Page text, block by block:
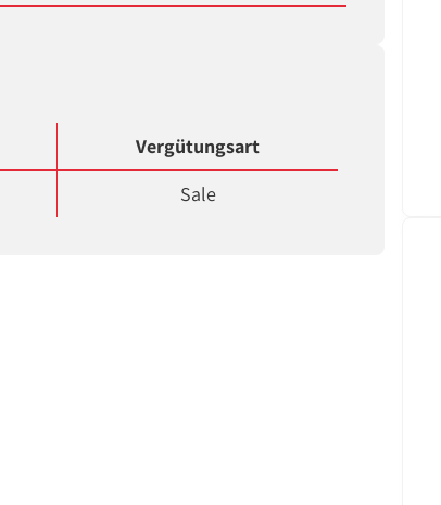
Vergütungsart
Sale